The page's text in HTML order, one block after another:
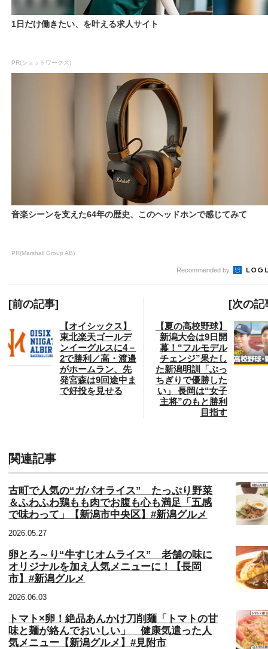
1日だけ働きたい、を叶える求人サイト
PR(ショットワークス)
音楽シーンを支えた64年の歴史、このヘッドホンで感じてみて
PR(Marshall Group AB)
Recommended by
[前の記事]
【オイシックス】
東北楽天ゴールデ
ンイーグルスに4－
2で勝利／高・渡邉
がホームラン、先
発宮森は9回途中ま
で好投を見せる
[次の記
【夏の高校野球】
新潟大会は9日開
幕！“フルモデル
チェンジ”果たし
た新潟明訓「ぶっ
ちぎりで優勝した
い」 長岡は“女子
主将”のもと勝利
目指す
関連記事
古町で人気の“ガパオライス” たっぷり野菜
＆ふわふわ鶏もも肉でお腹も心も満足「五感
で味わって」【新潟市中央区】#新潟グルメ
2026.05.27
卵とろ～り“牛すじオムライス” 老舗の味に
オリジナルを加え人気メニューに！【長岡
市】#新潟グルメ
2026.06.03
トマト×卵！絶品あんかけ刀削麺「トマトの甘
味と麺が絡んでおいしい」 健康気遣った人
気メニュー【新潟グルメ】#見附市